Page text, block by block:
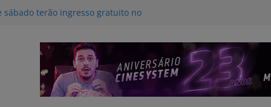
sábado terão ingresso gratuito no
feridos no Rio Grande do Sul
para a influência da inteligência
no desestímulo ao aleitamento
em tempo real sobre o clima e